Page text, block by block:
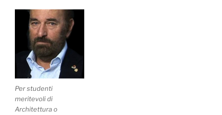
Per studenti
meritevoli di
Architettura o